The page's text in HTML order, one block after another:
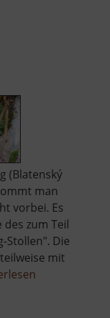
(Blatenský
man
vorbei. Es
zum Teil
Stollen". Die
mit